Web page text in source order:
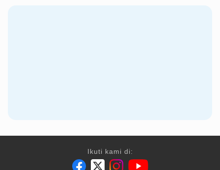
Ikuti kami di: